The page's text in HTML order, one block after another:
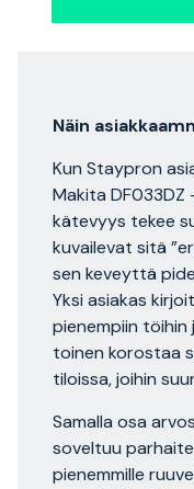
Näin
Kun Staypron
Makita DF033DZ
kätevyys tekee
kuvailevat sitä
sen keveyttä
Yksi asiakas
pienempiin töihin
toinen korostaa
tiloissa, joihin
Samalla osa
soveltuu
pienemmille